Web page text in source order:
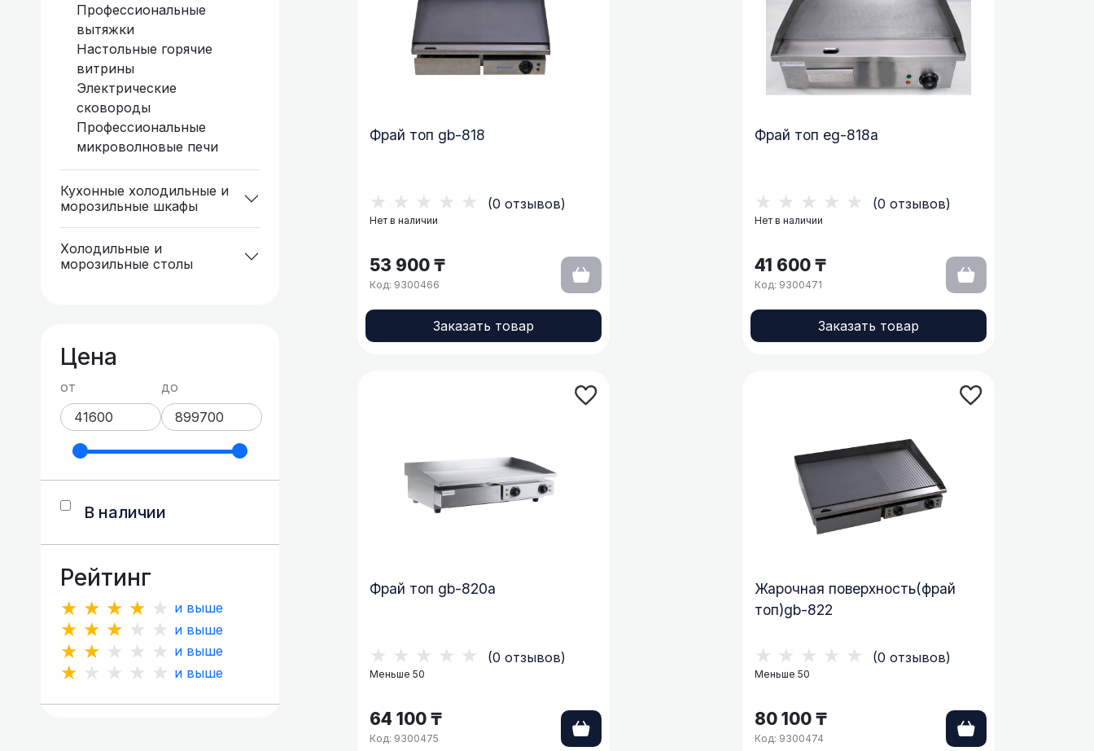
Профессиональные
вытяжки
Настольные горячие
витрины
Электрические
сковороды
Профессиональные
микроволновые печи
Кухонные холодильные и
морозильные шкафы
Холодильные и
морозильные столы
Цена
от до
В наличии
Рейтинг
★★★★★ и выше
★★★★★ и выше
★★★★★ и выше
★★★★★ и выше
Фрай топ gb-818
★★★★★ (0 отзывов)
Нет в наличии
53 900 ₸
Код: 9300466
Заказать товар
Фрай топ eg-818a
★★★★★ (0 отзывов)
Нет в наличии
41 600 ₸
Код: 9300471
Заказать товар
Фрай топ gb-820a
★★★★★ (0 отзывов)
Меньше 50
64 100 ₸
Код: 9300475
Жарочная поверхность(фрай
топ)gb-822
★★★★★ (0 отзывов)
Меньше 50
80 100 ₸
Код: 9300474